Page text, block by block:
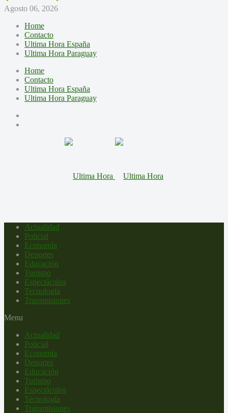
Agosto 06, 2026
Home
Contacto
Ultima Hora España
Ultima Hora Paraguay
Home
Contacto
Ultima Hora España
Ultima Hora Paraguay
Actualidad
Policial
Economía
Deportes
Educación
Turismo
Espectáculos
Tecnología
Transmisiones
Menu
Actualidad
Policial
Economía
Deportes
Educación
Turismo
Espectáculos
Tecnología
Transmisiones